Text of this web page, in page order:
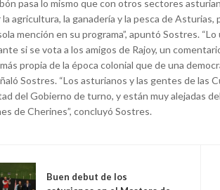
pasa lo mismo que con otros sectores
agricultura, la ganadería y la pesca de
mención en su programa”, apuntó Sostres.
si se vota a los amigos de Rajoy, un
propia de la época colonial que de una
Sostres. “Los asturianos y las gentes de las
del Gobierno de turno, y están muy alejadas
de Cherines”, concluyó Sostres.
Buen debut de los